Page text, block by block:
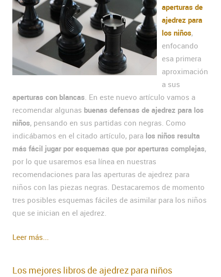
aperturas de
ajedrez para
los niños,
enfocando
esa primera
aproximación
a sus
aperturas con blancas. En este nuevo artículo vamos a
recomendar algunas buenas defensas de ajedrez para los
niños, pensando en sus partidas con negras. Como
indicábamos en el citado artículo, para los niños resulta
más fácil jugar por esquemas que por aperturas complejas,
por lo que usaremos esa línea en nuestras
recomendaciones para las aperturas de ajedrez para
niños con las piezas negras. Destacaremos de momento
tres posibles esquemas fáciles de asimilar para los niños
que se inician en el ajedrez.
Leer más...
Los mejores libros de ajedrez para niños